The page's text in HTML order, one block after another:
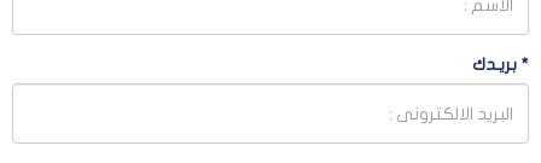
* بريـدك